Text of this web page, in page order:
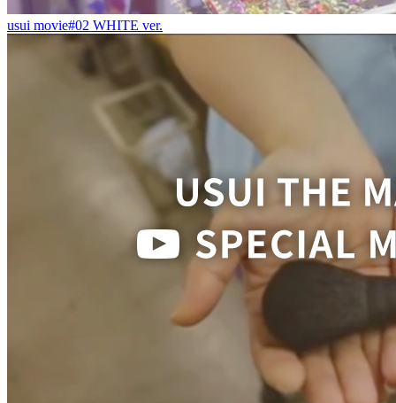
usui movie#02 WHITE ver.